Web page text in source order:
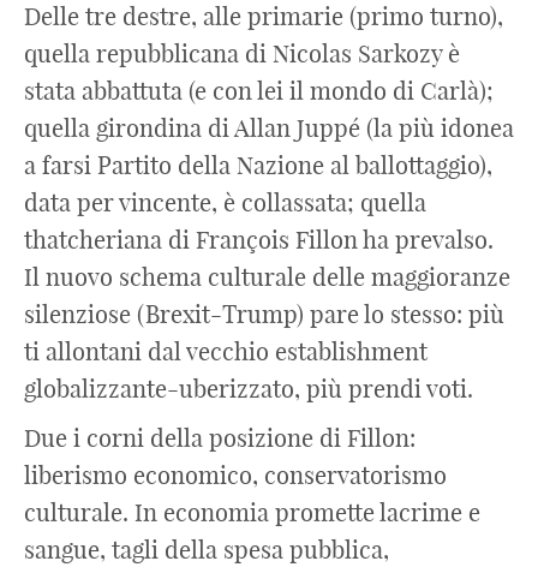
Delle tre destre, alle primarie (primo turno),
quella repubblicana di Nicolas Sarkozy è
stata abbattuta (e con lei il mondo di Carlà);
quella girondina di Allan Juppé (la più idonea
a farsi Partito della Nazione al ballottaggio),
data per vincente, è collassata; quella
thatcheriana di François Fillon ha prevalso.
Il nuovo schema culturale delle maggioranze
silenziose (Brexit-Trump) pare lo stesso: più
ti allontani dal vecchio establishment
globalizzante-uberizzato, più prendi voti.
Due i corni della posizione di Fillon:
liberismo economico, conservatorismo
culturale. In economia promette lacrime e
sangue, tagli della spesa pubblica,